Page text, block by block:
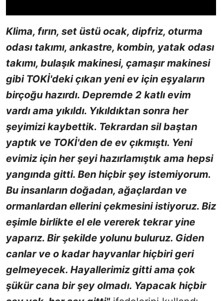
Klima, fırın, set üstü ocak, dipfriz, oturma
odası takımı, ankastre, kombin, yatak odası
takımı, bulaşık makinesi, çamaşır makinesi
gibi TOKİ'deki çıkan yeni ev için eşyaların
birçoğu hazırdı. Depremde 2 katlı evim
vardı ama yıkıldı. Yıkıldıktan sonra her
şeyimizi kaybettik. Tekrardan sil baştan
yaptık ve TOKİ'den de ev çıkmıştı. Yeni
evimiz için her şeyi hazırlamıştık ama hepsi
yangında gitti. Ben hiçbir şey istemiyorum.
Bu insanların doğadan, ağaçlardan ve
ormanlardan ellerini çekmesini istiyoruz. Biz
eşimle birlikte el ele vererek tekrar yine
yaparız. Bir şekilde yolunu buluruz. Giden
canlar ve o kadar hayvanlar hiçbiri geri
gelmeyecek. Hayallerimiz gitti ama çok
şükür cana bir şey olmadı. Yapacak hiçbir